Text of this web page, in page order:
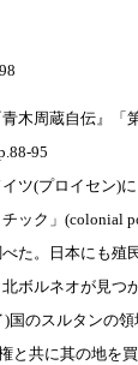
青木周蔵自伝』
95
ツ(プロイセン)
ック」(colonial
た。日本にも殖
ボルネオが見つ
国のスルタンの
と共に其の地を